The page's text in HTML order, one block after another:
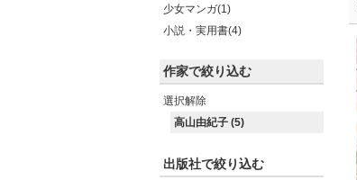
少女マンガ(1)
小説・実用書(4)
作家で絞り込む
選択解除
高山由紀子 (5)
出版社で絞り込む